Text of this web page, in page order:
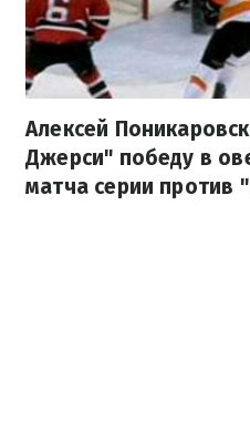
Алексей
Джерси" победу в
матча серии против